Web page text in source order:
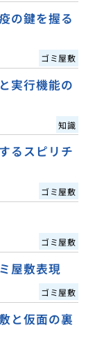
の鍵を握る
ゴミ屋敷
実行機能の
知識
るスピリチ
ゴミ屋敷
ゴミ屋敷
屋敷表現
ゴミ屋敷
と仮面の裏